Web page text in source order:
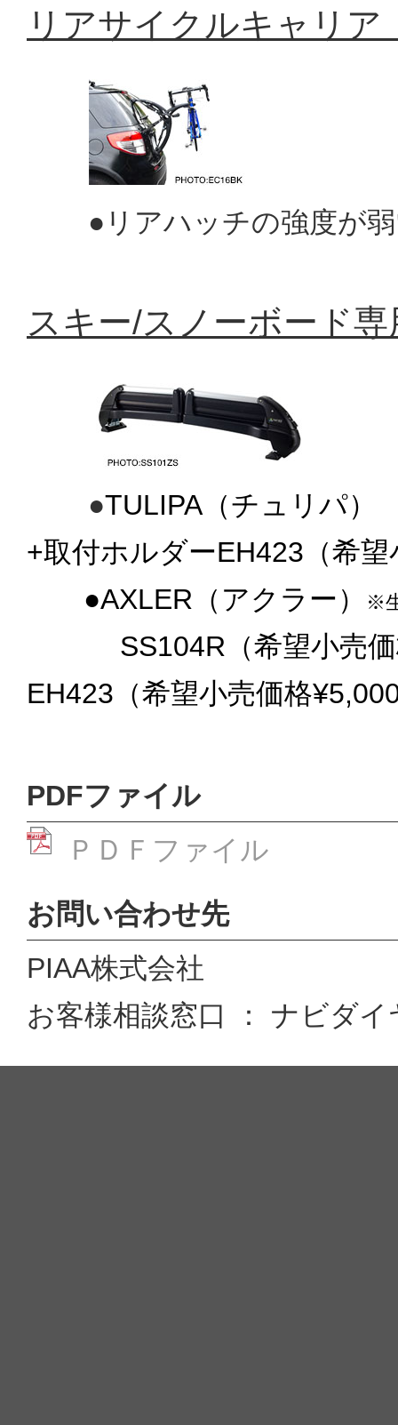
リアサイクルキャリア
●リアハッチの強度が弱
スキー/スノーボード
●TULIPA（チュリパ）
+取付ホルダーEH423（希
●AXLER （ アクラー） ※
SS104R（希望小売価格
EH423（希望小売価格
PDFファイル
ＰＤＦファイル
お問い合わせ先
PIAA株式会社
お客様相談窓口 ： ナビダ